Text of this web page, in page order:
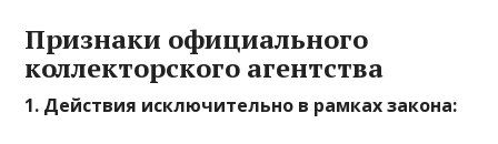
Признаки официального
коллекторского агентства
1. Действия исключительно в рамках закона: